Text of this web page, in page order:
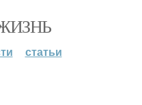
статьи